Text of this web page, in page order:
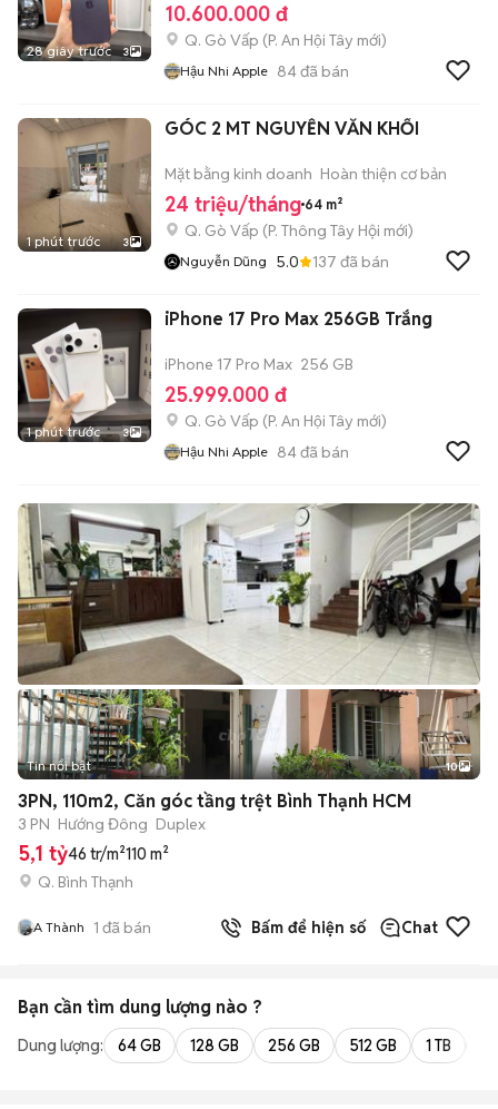
28 giây trước 3
10.600.000 đ
Q. Gò Vấp (P. An Hội Tây mới)
Hậu Nhi Apple 84đã bán
1 phút trước 3
GÓC 2 MT NGUYỄN VĂN KHỐI
Mặt bằng kinh doanh Hoàn thiện cơ bản
24 triệu/tháng 64 m²
Q. Gò Vấp (P. Thông Tây Hội mới)
Nguyễn Dũng 5.0 137 đã bán
1 phút trước 3
iPhone 17 Pro Max 256GB Trắng
iPhone 17 Pro Max 256 GB
25.999.000 đ
Q. Gò Vấp (P. An Hội Tây mới)
Hậu Nhi Apple 84đã bán
+2
Tin nổi bật 10
3PN, 110m2, Căn góc tầng trệt Bình Thạnh HCM
3 PN Hướng Đông Duplex
5,1 tỷ46 tr/m²110 m²
Q. Bình Thạnh
A Thành 1 đã bán Bấm để hiện số Chat
Bạn cần tìm dung lượng nào ?
Dung lượng: 64 GB 128 GB 256 GB 512 GB 1 TB